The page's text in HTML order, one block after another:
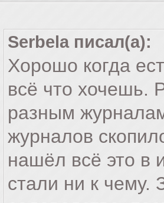
Serbela писал(а):
Хорошо когда
всё что хочешь.
разным
журналов
нашёл всё это в
стали ни к чему.